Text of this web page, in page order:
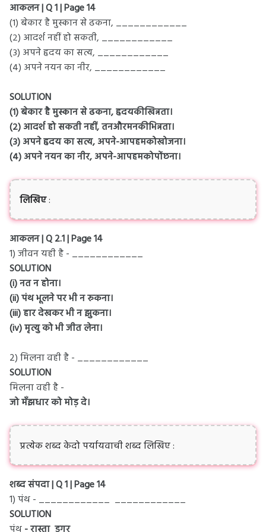
आकलन | Q 1 | Page 14
(१) बेकार है मुस्कान से ढकना, ____________
(२) आदर्श नहीं हो सकती, ____________
(३) अपने हृदय का सत्य, ____________
(४) अपने नयन का नीर, ____________
SOLUTION
(१) बेकार है मुस्कान से ढकना, हृदयकीखिन्नता।
(२) आदर्श हो सकती नहीं, तनऔरमनकीभिन्नता।
(३) अपने हृदय का सत्य, अपने-आपहमकोखोजना।
(४) अपने नयन का नीर, अपने-आपहमकोपोंछना।
लिखिए:
आकलन | Q 2.1 | Page 14
1) जीवन यही है - ____________
SOLUTION
(i) नत न होना।
(ii) पंथ भूलने पर भी न रुकना।
(iii) हार देखकर भी न झुकना।
(iv) मृत्यु को भी जीत लेना।
2) मिलना वही है - ____________
SOLUTION
मिलना वही है -
जो मँझधार को मोड़ दे।
प्रत्येक शब्द केदो पर्यायवाची शब्द लिखिए :
शब्द संपदा | Q 1 | Page 14
1) पंथ - ____________ ____________
SOLUTION